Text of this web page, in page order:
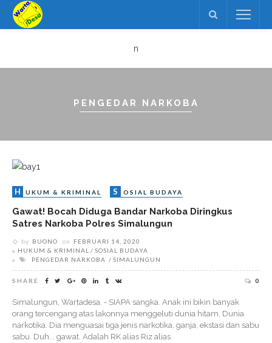
n
PENGEDAR NARKOBA
H UKUM & KRIMINAL S OSIAL BUDAYA
Gawat! Bocah Diduga Bandar Narkoba Diringkus
Satres Narkoba Polres Simalungun
by BUONO on
FEBRUARI 14, 2020
HUKUM & KRIMINAL
SOSIAL BUDAYA
PENGEDAR NARKOBA
SIMALUNGUN
SHARE 0
Simalungun, Wartadesa. - SIAPA sangka. Anak ini bikin banyak
orang tercengang atas lakonnya menggeluti dunia hitam. Dunia
narkotika. Dia menguasai tiga jenis narkotika, ganja, ekstasi dan sabu
sabu. Duh... gawat. Adalah RK alias Riz alias